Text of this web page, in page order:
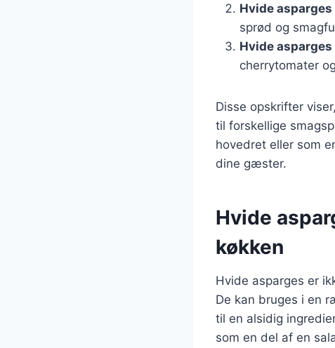
Hvide asparges
sprød og
Hvide
cherrytomater
Disse opskrifter
til forskellige
hovedret eller som
dine gæster.
Hvide
køkken
Hvide asparges er
De kan bruges i en
til en alsidig
som en del af en